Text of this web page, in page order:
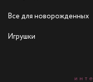
Все для новорожденных
Игрушки